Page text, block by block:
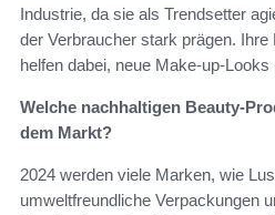
Industrie, da sie als Trendsetter
der Verbraucher stark prägen. Ihre
helfen dabei, neue Make-up-
Welche nachhaltigen Beauty-
dem Markt?
2024 werden viele Marken, wie
umweltfreundliche Verpackungen